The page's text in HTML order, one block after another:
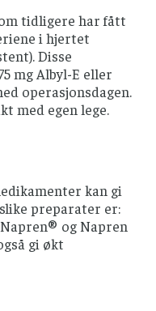
tidligere har fått
i hjertet
Disse
mg Albyl-E eller
operasjonsdagen.
med egen lege.
kan gi
preparater er:
og Napren
gi økt